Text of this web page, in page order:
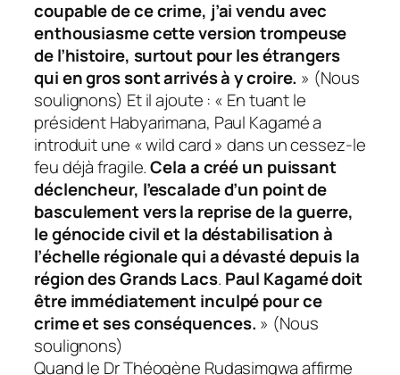
coupable de ce crime, j’ai vendu avec
enthousiasme cette version trompeuse
de l’histoire, surtout pour les étrangers
qui en gros sont arrivés à y croire. » (Nous
soulignons) Et il ajoute : « En tuant le
président Habyarimana, Paul Kagamé a
introduit une « wild card » dans un cessez-le
feu déjà fragile.Cela a créé un puissant
déclencheur, l’escalade d’un point de
basculement vers la reprise de la guerre,
le génocide civil et la déstabilisation à
l’échelle régionale qui a dévasté depuis la
région des Grands Lacs. Paul Kagamé doit
être immédiatement inculpé pour ce
crime et ses conséquences. » (Nous
soulignons)
Quand le Dr Théogène Rudasimgwa affirme